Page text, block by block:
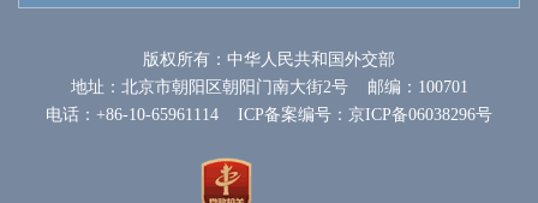
版权所有：中华人民共和国外交部
地址：北京市朝阳区朝阳门南大街2号 邮编：100701
电话：+86-10-65961114 ICP备案编号：京ICP备06038296号